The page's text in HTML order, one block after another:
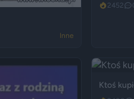
Inne
2452
Ktoś